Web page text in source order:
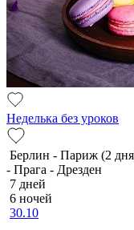
Неделька без уроков
Берлин - Париж (2
- Прага - Дрезден
7 дней
6 ночей
30.10